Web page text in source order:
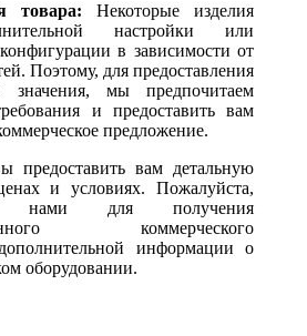
товара: Некоторые изделия
настройки или
в зависимости от
Поэтому, для предоставления
значения, мы предпочитаем
и предоставить вам
предложение.
предоставить вам детальную
и условиях. Пожалуйста,
нами для получения
коммерческого
информации о
оборудовании.